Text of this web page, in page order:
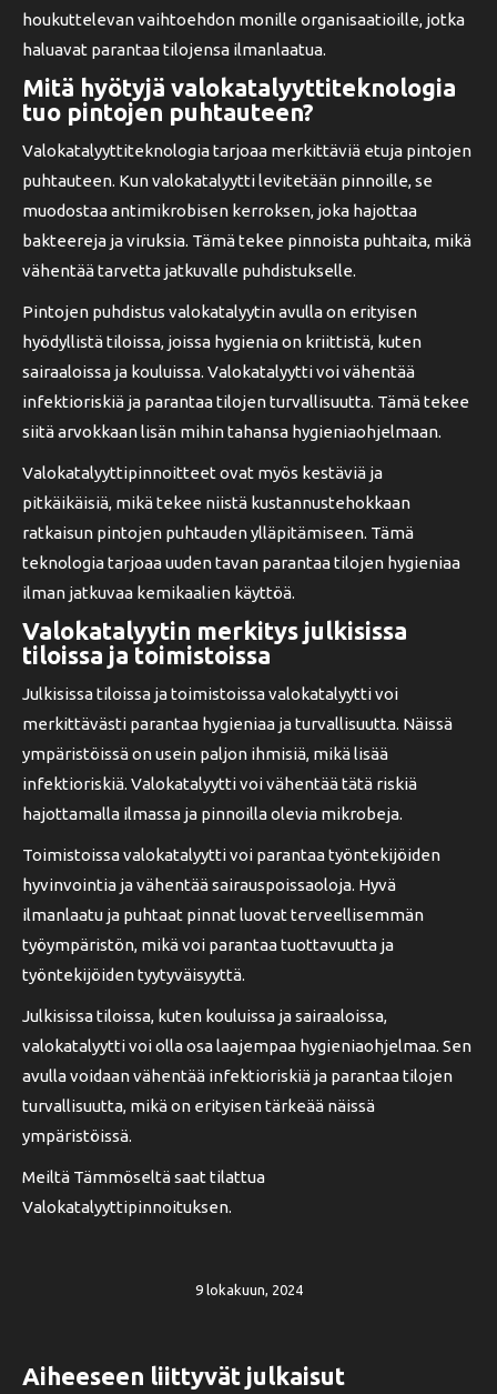
houkuttelevan vaihtoehdon monille organisaatioille, jotka
haluavat parantaa tilojensa ilmanlaatua.
Mitä hyötyjä valokatalyyttiteknologia
tuo pintojen puhtauteen?
Valokatalyyttiteknologia tarjoaa merkittäviä etuja pintojen
puhtauteen. Kun valokatalyytti levitetään pinnoille, se
muodostaa antimikrobisen kerroksen, joka hajottaa
bakteereja ja viruksia. Tämä tekee pinnoista puhtaita, mikä
vähentää tarvetta jatkuvalle puhdistukselle.
Pintojen puhdistus valokatalyytin avulla on erityisen
hyödyllistä tiloissa, joissa hygienia on kriittistä, kuten
sairaaloissa ja kouluissa. Valokatalyytti voi vähentää
infektioriskiä ja parantaa tilojen turvallisuutta. Tämä tekee
siitä arvokkaan lisän mihin tahansa hygieniaohjelmaan.
Valokatalyyttipinnoitteet ovat myös kestäviä ja
pitkäikäisiä, mikä tekee niistä kustannustehokkaan
ratkaisun pintojen puhtauden ylläpitämiseen. Tämä
teknologia tarjoaa uuden tavan parantaa tilojen hygieniaa
ilman jatkuvaa kemikaalien käyttöä.
Valokatalyytin merkitys julkisissa
tiloissa ja toimistoissa
Julkisissa tiloissa ja toimistoissa valokatalyytti voi
merkittävästi parantaa hygieniaa ja turvallisuutta. Näissä
ympäristöissä on usein paljon ihmisiä, mikä lisää
infektioriskiä. Valokatalyytti voi vähentää tätä riskiä
hajottamalla ilmassa ja pinnoilla olevia mikrobeja.
Toimistoissa valokatalyytti voi parantaa työntekijöiden
hyvinvointia ja vähentää sairauspoissaoloja. Hyvä
ilmanlaatu ja puhtaat pinnat luovat terveellisemmän
työympäristön, mikä voi parantaa tuottavuutta ja
työntekijöiden tyytyväisyyttä.
Julkisissa tiloissa, kuten kouluissa ja sairaaloissa,
valokatalyytti voi olla osa laajempaa hygieniaohjelmaa. Sen
avulla voidaan vähentää infektioriskiä ja parantaa tilojen
turvallisuutta, mikä on erityisen tärkeää näissä
ympäristöissä.
Meiltä Tämmöseltä saat tilattua
Valokatalyyttipinnoituksen.
9 lokakuun, 2024
Aiheeseen liittyvät julkaisut